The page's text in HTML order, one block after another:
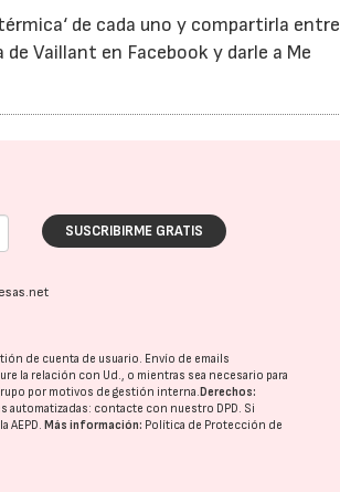
de cada uno y compartirla entre
Vaillant en Facebook y darle a Me
SUSCRIBIRME GRATIS
de cuenta de usuario. Envío de emails
la relación con Ud., o mientras sea necesario para
por motivos de gestión interna. Derechos:
automatizadas: contacte con nuestro DPD. Si
AEPD. Más información: Política de Protección de